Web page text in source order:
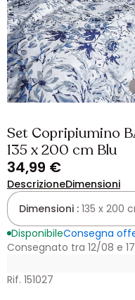
Set Copripiumino
135 x 200 cm Blu
34,99 €
DescrizioneDimensioni
Dimensioni : 135 x 200
DisponibileConsegna
Consegnato tra 12/08 e
Rif. 151027